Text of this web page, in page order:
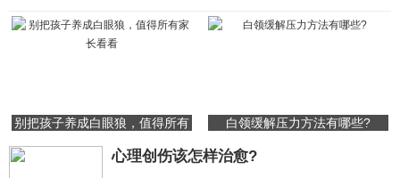
别把孩子养成白眼狼，值得所有
白领缓解压力方法有哪些?
心理创伤该怎样治愈?